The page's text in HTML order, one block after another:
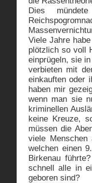
Dies
Viele Jahre
plötzlich so voll
einprügeln, sie
verbieten mit
einkauften oder
haben mir
wenn man sie
kriminellen
keine Kreuze,
müssen die
viele
welchen einen
Birkenau
schnell alle in
geboren sind?